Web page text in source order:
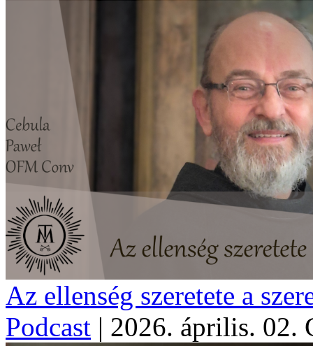
Az ellenség szeretete a
Podcast | 2026. április. 02.